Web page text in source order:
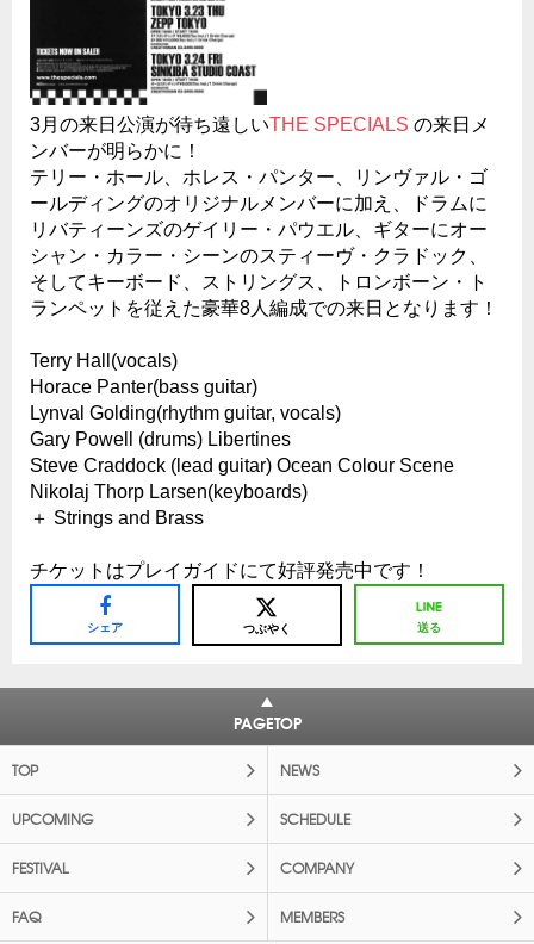
3月の来日公演が待ち遠しいTHE SPECIALS の来日メ
ンバーが明らかに！
テリー・ホール、ホレス・パンター、リンヴァル・ゴ
ールディングのオリジナルメンバーに加え、ドラムに
リバティーンズのゲイリー・パウエル、ギターにオー
シャン・カラー・シーンのスティーヴ・クラドック、
そしてキーボード、ストリングス、トロンボーン・ト
ランペットを従えた豪華8人編成での来日となります！
Terry Hall(vocals)
Horace Panter(bass guitar)
Lynval Golding(rhythm guitar, vocals)
Gary Powell (drums) Libertines
Steve Craddock (lead guitar) Ocean Colour Scene
Nikolaj Thorp Larsen(keyboards)
＋ Strings and Brass
チケットはプレイガイドにて好評発売中です！
シェア つぶやく 送る
PAGETOP
TOP NEWS
UPCOMING SCHEDULE
FESTIVAL COMPANY
FAQ MEMBERS